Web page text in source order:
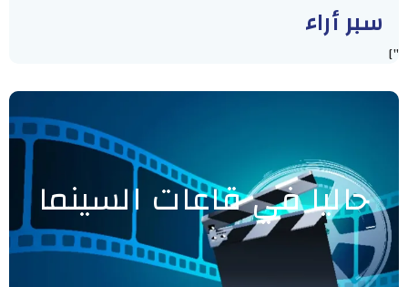
سبر أراء
"]
حاليا في قاعات السينما